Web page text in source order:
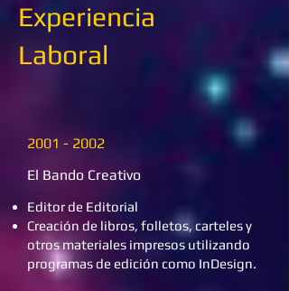
Experiencia
Laboral
2001 - 2002
El Bando Creativo
Editor de Editorial
Creación de libros, folletos, carteles y
otros materiales impresos utilizando
programas de edición como InDesign.